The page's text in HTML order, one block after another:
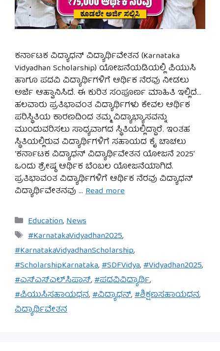
ಕರ್ನಾಟಕ ವಿದ್ಯಾಧನ್ ವಿದ್ಯಾರ್ಥಿವೇತನ (Karnataka
Vidyadhan Scholarship) ಯೋಜನೆಯಡಿಯಲ್ಲಿ ಪಿಯುಸಿ
ಹಾಗೂ ಪದವಿ ವಿದ್ಯಾರ್ಥಿಗಳಿಗೆ ಆರ್ಥಿಕ ನೆರವು ನೀಡಲು
ಅರ್ಜಿ ಆಹ್ವಾನಿಸಿದೆ. ಈ ಕುರಿತ ಸಂಪೂರ್ಣ ಮಾಹಿತಿ ಇಲ್ಲಿದೆ…
ಹಲವಾರು ಪ್ರತಿಭಾವಂತ ವಿದ್ಯಾರ್ಥಿಗಳು ಕೇವಲ ಆರ್ಥಿಕ
ಪರಿಸ್ಥಿತಿಯ ಕಾರಣದಿಂದ ತಮ್ಮ ವಿದ್ಯಾಭ್ಯಾಸವನ್ನು
ಮುಂದುವರಿಸಲು ಸಾಧ್ಯವಾಗದ ಸ್ಥಿತಿಯಲ್ಲಿದ್ದಾರೆ. ಇಂತಹ
ಸ್ಥಿತಿಯಲ್ಲಿರುವ ವಿದ್ಯಾರ್ಥಿಗಳಿಗೆ ಸಹಾಯದ ಕೈ ಚಾಚಲು
‘ಕರ್ನಾಟಕ ವಿದ್ಯಾಧನ್ ವಿದ್ಯಾರ್ಥಿವೇತನ ಯೋಜನೆ 2025’
ಒಂದು ಶ್ರೇಷ್ಠ ಆರ್ಥಿಕ ಬೆಂಬಲ ಯೋಜನೆಯಾಗಿದೆ.
ಪ್ರತಿಭಾವಂತ ವಿದ್ಯಾರ್ಥಿಗಳಿಗೆ ಆರ್ಥಿಕ ನೆರವು ವಿದ್ಯಾಧನ್
ವಿದ್ಯಾರ್ಥಿವೇತನವು … Read more
Categories
Education,News
Tags
#KarnatakaVidyadhan2025,
#KarnatakaVidyadhanScholarship,
#ScholarshipKarnataka,#SDFVidya,#Vidyadhan2025,
#ಎಸ್‌ಎಸ್‌ಎಲ್‌ಸಿಪಾಸ್,#ಪದವಿವಿದ್ಯಾರ್ಥಿ,
#ಪಿಯುಸಿಸಹಾಯಧನ,#ವಿದ್ಯಾಧನ್,#ಶಿಕ್ಷಣಸಹಾಯಧನ,
ವಿದ್ಯಾರ್ಥಿವೇತನ